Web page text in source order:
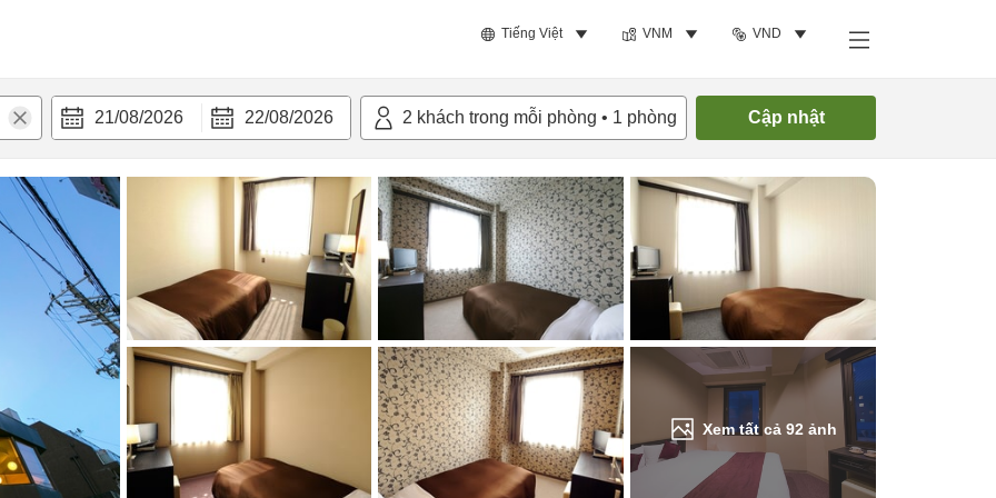
Tiếng Việt VNM VND
21/08/2026 22/08/2026 2 khách trong mỗi phòng • 1 phòng Cập nhật
Xem tất cả92 ảnh
nghi Tìm phòng trống